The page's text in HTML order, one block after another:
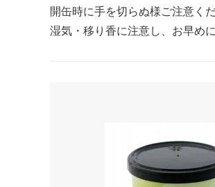
開缶時に手を切らぬ様ご注意くだ
湿気・移り香に注意し、お早め